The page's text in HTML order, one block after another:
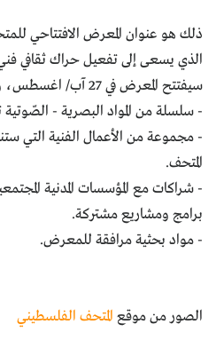
مواضيع
إفتتاحية
فكرة
دفاتر
بالصورة
كتّابنا
الأرشيف
ذلك هو عنوان المعرض الافتتاحي
الذي يسعى إلى تفعيل حراك ثقافي
سيفتتح المعرض في 27 آب/ اغسطس، ويتكون من أربعة مقاطع:
- سلسلة من المواد البصرية -
- مجموعة من الأعمال الفنية التي
المتحف.
- شراكات مع المؤسسات المدنية
برامج ومشاريع مشتركة.
- مواد بحثية مرافقة للمعرض.
الصور من موقع المتحف الفلسطيني